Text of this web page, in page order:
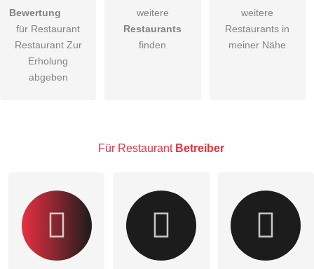
Die Datenschutzerklärunghabe ich zur Kenntnis genommen.
öffentliche Frage stellen
Restaurant-Eintrag zu stellen.
Bewertung
für Restaurant
Restaurant Zur
Erholung
abgeben
weitere
Restaurants
finden
weitere
Restaurants in
meiner Nähe
Für Restaurant Betreiber